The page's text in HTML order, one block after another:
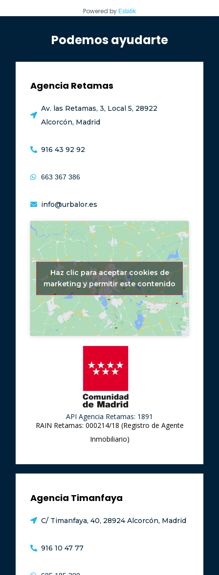
Powered by Estatik
Podemos ayudarte
Agencia Retamas
Av. las Retamas, 3, Local 5, 28922
Alcorcón, Madrid
916 43 92 92
663 367 386
info@urbalor.es
Haz clic para aceptar cookies de
marketing y permitir este contenido
API Agencia Retamas: 1891
RAIN Retamas: 000214/18 (Registro de Agente
Inmobiliario)
Agencia Timanfaya
C/ Timanfaya, 40, 28924 Alcorcón, Madrid
916 10 47 77